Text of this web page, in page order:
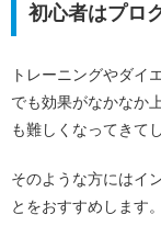
初心者はプロ
トレーニングやダイ
でも効果がなかなか
も難しくなってきて
そのような方にはイ
とをおすすめします。